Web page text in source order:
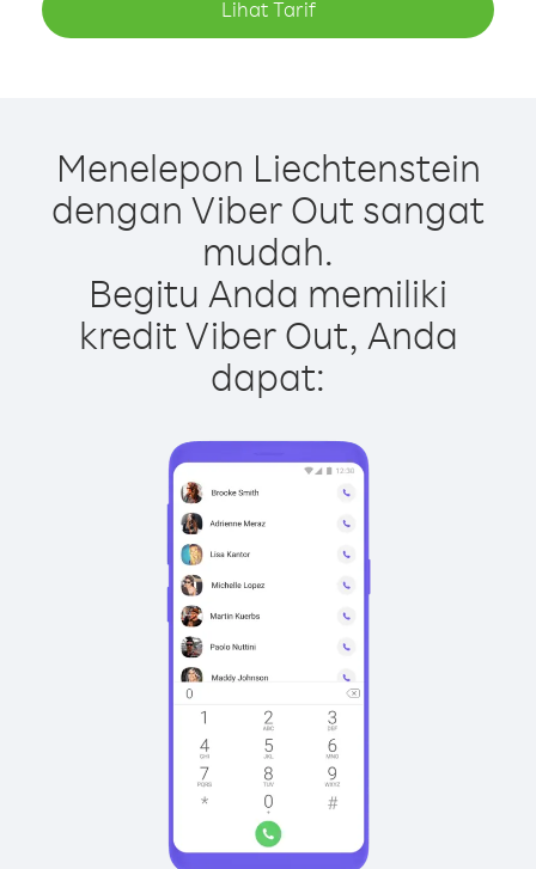
Lihat Tarif
Menelepon Liechtenstein
dengan Viber Out sangat
mudah.
Begitu Anda memiliki
kredit Viber Out, Anda
dapat: